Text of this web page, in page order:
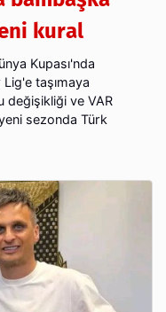
kural
Kupası'nda
Lig'e taşımaya
değişikliği ve VAR
sezonda Türk